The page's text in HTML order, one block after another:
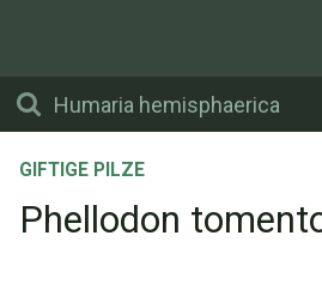
GIFTIGE PILZE
Phellodon